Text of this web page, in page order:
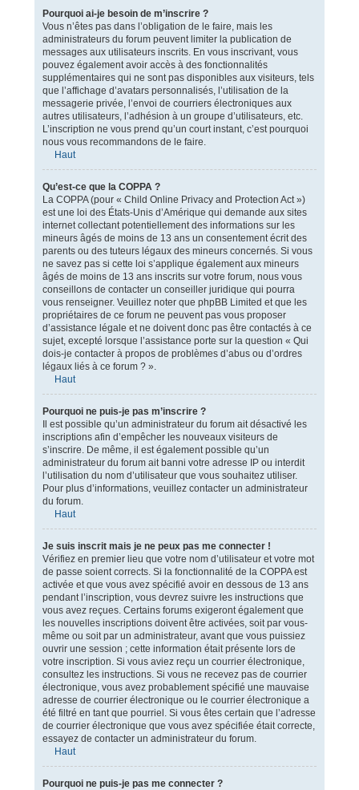
Pourquoi ai-je besoin de m’inscrire ?
Vous n’êtes pas dans l’obligation de le faire, mais les
administrateurs du forum peuvent limiter la publication de
messages aux utilisateurs inscrits. En vous inscrivant, vous
pouvez également avoir accès à des fonctionnalités
supplémentaires qui ne sont pas disponibles aux visiteurs, tels
que l’affichage d’avatars personnalisés, l’utilisation de la
messagerie privée, l’envoi de courriers électroniques aux
autres utilisateurs, l’adhésion à un groupe d’utilisateurs, etc.
L’inscription ne vous prend qu’un court instant, c’est pourquoi
nous vous recommandons de le faire.
Haut
Qu’est-ce que la COPPA ?
La COPPA (pour « Child Online Privacy and Protection Act »)
est une loi des États-Unis d’Amérique qui demande aux sites
internet collectant potentiellement des informations sur les
mineurs âgés de moins de 13 ans un consentement écrit des
parents ou des tuteurs légaux des mineurs concernés. Si vous
ne savez pas si cette loi s’applique également aux mineurs
âgés de moins de 13 ans inscrits sur votre forum, nous vous
conseillons de contacter un conseiller juridique qui pourra
vous renseigner. Veuillez noter que phpBB Limited et que les
propriétaires de ce forum ne peuvent pas vous proposer
d’assistance légale et ne doivent donc pas être contactés à ce
sujet, excepté lorsque l’assistance porte sur la question « Qui
dois-je contacter à propos de problèmes d’abus ou d’ordres
légaux liés à ce forum ? ».
Haut
Pourquoi ne puis-je pas m’inscrire ?
Il est possible qu’un administrateur du forum ait désactivé les
inscriptions afin d’empêcher les nouveaux visiteurs de
s’inscrire. De même, il est également possible qu’un
administrateur du forum ait banni votre adresse IP ou interdit
l’utilisation du nom d’utilisateur que vous souhaitez utiliser.
Pour plus d’informations, veuillez contacter un administrateur
du forum.
Haut
Je suis inscrit mais je ne peux pas me connecter !
Vérifiez en premier lieu que votre nom d’utilisateur et votre mot
de passe soient corrects. Si la fonctionnalité de la COPPA est
activée et que vous avez spécifié avoir en dessous de 13 ans
pendant l’inscription, vous devrez suivre les instructions que
vous avez reçues. Certains forums exigeront également que
les nouvelles inscriptions doivent être activées, soit par vous-
même ou soit par un administrateur, avant que vous puissiez
ouvrir une session ; cette information était présente lors de
votre inscription. Si vous aviez reçu un courrier électronique,
consultez les instructions. Si vous ne recevez pas de courrier
électronique, vous avez probablement spécifié une mauvaise
adresse de courrier électronique ou le courrier électronique a
été filtré en tant que pourriel. Si vous êtes certain que l’adresse
de courrier électronique que vous avez spécifiée était correcte,
essayez de contacter un administrateur du forum.
Haut
Pourquoi ne puis-je pas me connecter ?